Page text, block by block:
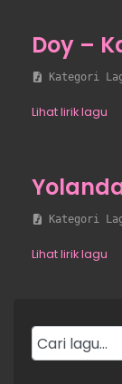
Doy –
Kategori
Lihat lirik lagu
Kategori
Lihat lirik lagu